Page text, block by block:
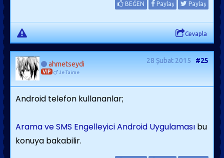
BEĞEN Paylaş Paylaş
Cevapla
ahmetseydi
VIP Je Taime
28 Şubat 2015 #25
Android telefon kullananlar;
Arama ve SMS Engelleyici Android Uygulaması bu
konuya bakabilir.